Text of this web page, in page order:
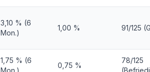
3,10 % (6
Mon.)
1,00 % 91/125
1,75 % (6
Mon.)
0,75 %
78/125